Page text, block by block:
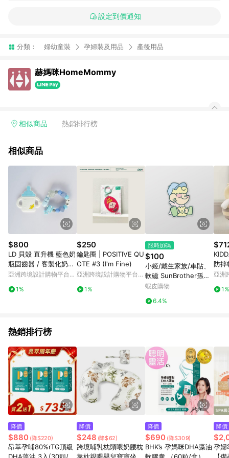
設定到價通知
分類： 婦幼童裝 孕婦裝及用品 產後用品
赫媽咪HomeMommy
相似商品 熱銷排行榜
相似商品
$800
LD 貝殼 直升機 藍色奶
瓶固齒器 / 客製化奶嘴
鏈
亞洲跨境設計購物平台
1%
$250
鑰匙圈 | POSITIVE QU
OTE #3 (I'm Fine)
亞洲跨境設計購物平台
1%
限時加碼
$100
小姬/戴生家族/車貼、
軟磁 SunBrother孫氏
兄弟 3M 反光貼紙 防
磁貼
蝦皮購物
6.4%
防摔
款
亞洲
1%
熱銷排行榜
降價
$880 (降$220)
昂萃孕哺80%rTG頂級
降價
$248 (降$62)
跨境哺乳枕頭喂奶腰枕
降價
$690 (降$309)
BHK’s 孕媽咪DHA藻油
降價
孕婦